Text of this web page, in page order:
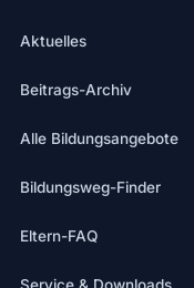
Aktuelles
Beitrags-Archiv
Alle Bildungsangebote
Bildungsweg-Finder
Eltern-FAQ
Service & Downloads